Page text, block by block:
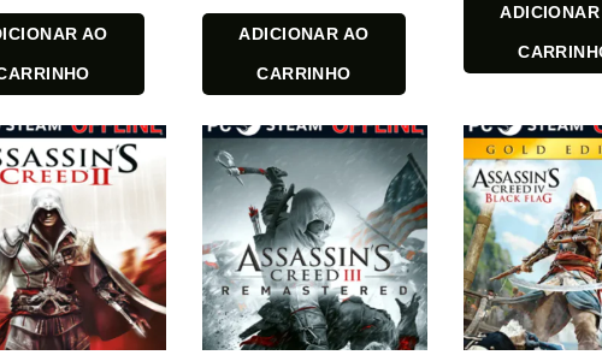
AO ADICIONAR AO
CARRINHO